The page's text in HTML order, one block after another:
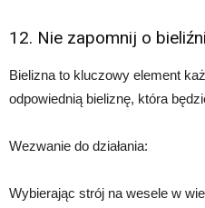
12. Nie zapomnij o
Bielizna to kluczowy element
odpowiednią bieliznę, która
Wezwanie do działania:
Wybierając strój na wesele w